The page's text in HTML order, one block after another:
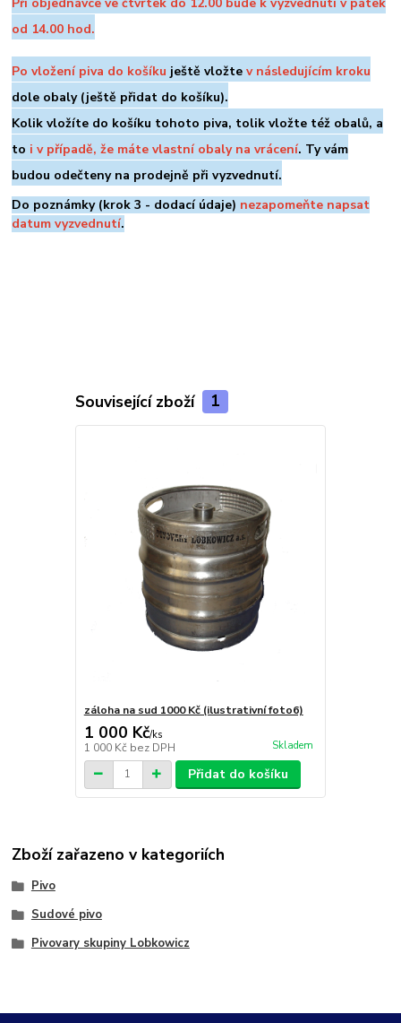
Při objednávce ve čtvrtek do 12.00 bude k vyzvednutí v pátek
od 14.00 hod.
Po vložení piva do košíku ještě vložtev následujícím kroku
dole obaly (ještě přidat do košíku).
Kolik vložíte do košíku tohoto piva, tolik vložte též obalů, a
to i v případě, že máte vlastní obaly na vrácení. Ty vám
budou odečteny na prodejně při vyzvednutí.
Do poznámky (krok 3 - dodací údaje) nezapomeňte napsat
datum vyzvednutí.
Související zboží 1
záloha na sud 1000 Kč (ilustrativní foto6)
1 000 Kč/ks
1 000 Kč bez DPH Skladem
Přidat do košíku
Zboží zařazeno v kategoriích
Pivo
Sudové pivo
Pivovary skupiny Lobkowicz